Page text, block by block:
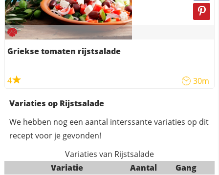
Griekse tomaten rijstsalade
4 30m
Variaties op Rijstsalade
We hebben nog een aantal interssante variaties op dit
recept voor je gevonden!
Variaties van Rijstsalade
Variatie
Aantal
Gang